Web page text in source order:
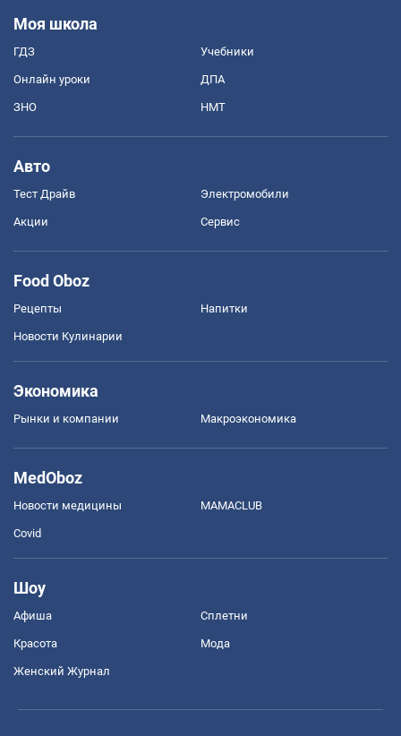
Моя школа
ГДЗ Учебники
Онлайн уроки ДПА
ЗНО НМТ
Авто
Тест Драйв Электромобили
Акции Сервис
Food Oboz
Рецепты Напитки
Новости Кулинарии
Экономика
Рынки и компании Mакроэкономика
MedOboz
Новости медицины MAMACLUB
Covid
Шоу
Афиша Сплетни
Красота Мода
Женский Журнал